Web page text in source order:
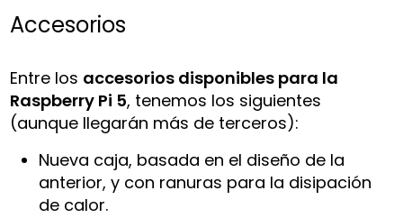
Accesorios
Entre los accesorios disponibles para la
Raspberry Pi 5, tenemos los siguientes
(aunque llegarán más de terceros):
Nueva caja, basada en el diseño de la
anterior, y con ranuras para la disipación
de calor.